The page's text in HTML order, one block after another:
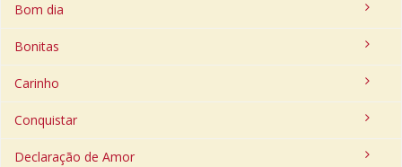
Bom dia
Bonitas
Carinho
Conquistar
Declaração de Amor